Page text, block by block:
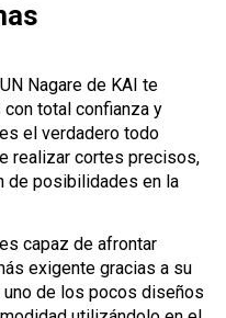
Nagare de KAI te
total confianza y
el verdadero todo
realizar cortes precisos,
de posibilidades en la
capaz de afrontar
exigente gracias a su
uno de los pocos diseños